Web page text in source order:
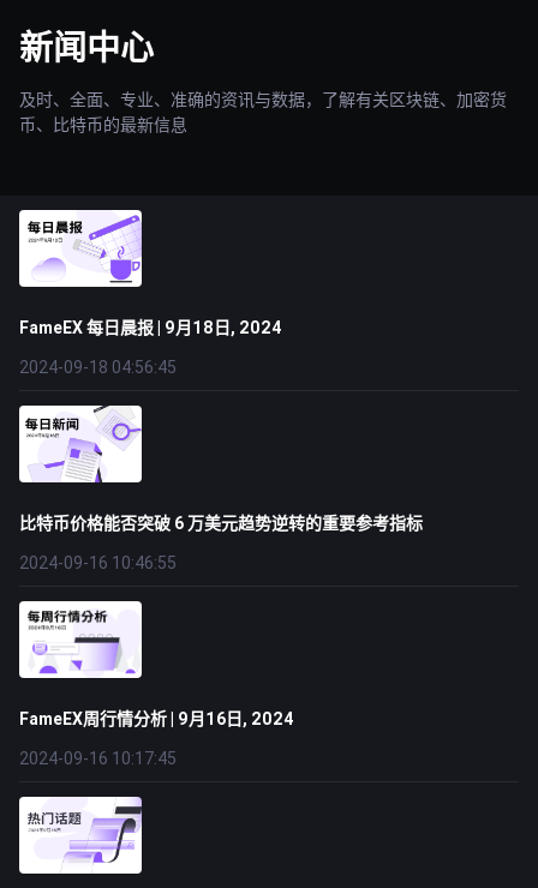
新闻中心
及时、全面、专业、准确的资讯与数据，了解有关区块链、加密货
币、比特币的最新信息
FameEX 每日晨报 | 9月18日, 2024
2024-09-18 04:56:45
比特币价格能否突破 6 万美元趋势逆转的重要参考指标
2024-09-16 10:46:55
FameEX周行情分析 | 9月16日, 2024
2024-09-16 10:17:45